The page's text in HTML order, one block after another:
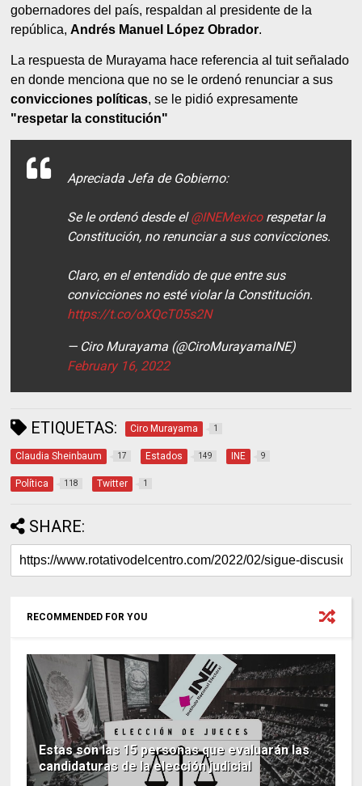
gobernadores del país, respaldan al presidente de la
república,Andrés Manuel López Obrador.
La respuesta de Murayama hace referencia al tuit señalado
en donde menciona que no se le ordenó renunciar a sus
convicciones políticas, se le pidió expresamente
"respetar la constitución"
Apreciada Jefa de Gobierno:
Se le ordenó desde el@INEMexicorespetar la
Constitución, no renunciar a sus convicciones.
Claro, en el entendido de que entre sus
convicciones no esté violar la Constitución.
https://t.co/oXQcT05s2N
— Ciro Murayama (@CiroMurayamaINE)
February 16, 2022
ETIQUETAS: Ciro Murayama 1
Claudia Sheinbaum 17 Estados 149 INE 9
Política 118 Twitter 1
SHARE:
RECOMMENDED FOR YOU
Estas son las 15 personas que evaluarán las
candidaturas de la elección judicial